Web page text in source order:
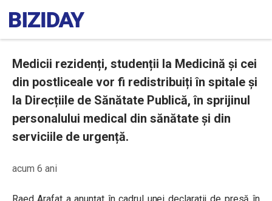
Medicii rezidenți, studenții la Medicină și cei
din postliceale vor fi redistribuiți în spitale și
la Direcțiile de Sănătate Publică, în sprijinul
personalului medical din sănătate și din
serviciile de urgență.
acum 6 ani